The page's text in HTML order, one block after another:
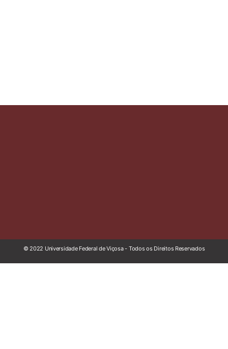
© 2022 Universidade Federal de Viçosa - Todos os Direitos Reservados